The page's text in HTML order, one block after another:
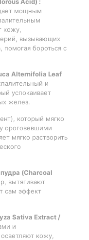
мощным
кожу,
вызывающих
помогая бороться с
Alternifolia Leaf
и
успокаивает
желез.
который мягко
ороговевшими
мягко растворить
(Charcoal
вытягивают
сам эффект
Sativa Extract /
и
кожу,